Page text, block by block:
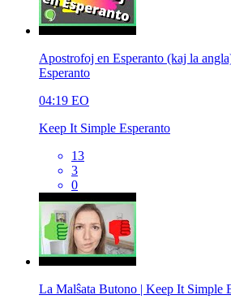
Apostrofoj en Esperanto (kaj la
Esperanto
04:19 EO
Keep It Simple Esperanto
13
3
0
La Malŝata Butono | Keep It Simple